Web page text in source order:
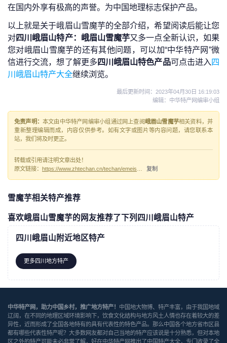
在国内外享有极高的声誉。为中国地理标志保护产品。
以上就是关于峨眉山雪魔芋的全部介绍，希望阅读后能让您
对四川峨眉山特产：峨眉山雪魔芋又多一点全新认识，如果
您对峨眉山雪魔芋的还有其他问题，可以加“中华特产网”微
信进行交流，想了解更多四川峨眉山特色产品可点击进入四
川峨眉山特产大全继续浏览。
最后更新时间： 2023年04月30日 16:19:03
编辑：中华特产网编审小组
免责声明：本文由中华特产网编审小组通过网上查阅峨眉山雪魔芋相关资料，并
重新整理编辑而成，内容仅供参考。如有文字或图片等内容问题，请您联系本
站，我们将及时更正。
转载或引用请注明文章出处！
原文链接：
复制
雪魔芋相关特产推荐
喜欢峨眉山雪魔芋的网友推荐了下列四川峨眉山特产
四川峨眉山附近地区特产
更多四川地方特产
中华特产网，助力中国乡村，推广地方特产！ 中国地大物博、特产丰富，由于我国地域
辽阔，在不同的地理区域环境影响下，饮食文化结构与地方风土人情也存在着较大的差
异性，近而形成了全国各地特有的具有代表性的特色产品。那么中国各个地方省市区县
都有哪些代表性特产呢？大多数网友都对自己当地的特产应该说是十分熟悉，但对本地
区之外的特产可能未必非常了解，好在中华特产网推出了中国特产大全，专门收录了全